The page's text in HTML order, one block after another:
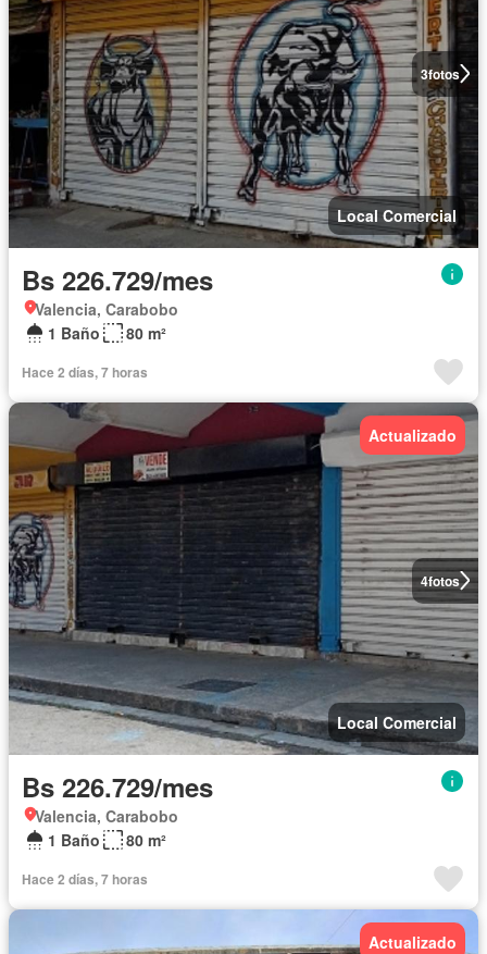
3fotos
Local Comercial
Bs 226.729/mes
Valencia, Carabobo
1 Baño
80 m²
Hace 2 días, 7 horas
4fotos
Actualizado
Local Comercial
Bs 226.729/mes
Valencia, Carabobo
1 Baño
80 m²
Hace 2 días, 7 horas
Actualizado